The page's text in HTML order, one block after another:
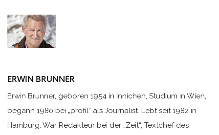
ERWIN BRUNNER
Erwin Brunner, geboren 1954 in Innichen, Studium in Wien,
begann 1980 bei „profil“ als Journalist. Lebt seit 1982 in
Hamburg. War Redakteur bei der „Zeit“, Textchef des